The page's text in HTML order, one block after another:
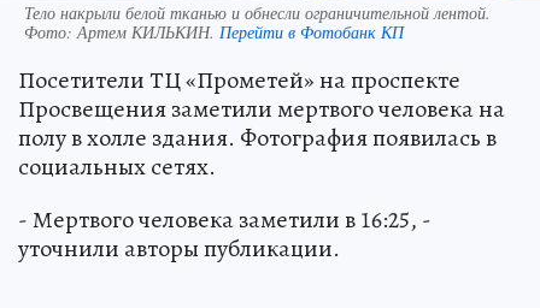
Тело накрыли белой тканью и обнесли ограничительной лентой.
Фото:Артем КИЛЬКИН. Перейти в Фотобанк КП
Посетители ТЦ «Прометей» на проспекте
Просвещения заметили мертвого человека на
полу в холле здания. Фотография появилась в
социальных сетях.
- Мертвого человека заметили в 16:25, -
уточнили авторы публикации.